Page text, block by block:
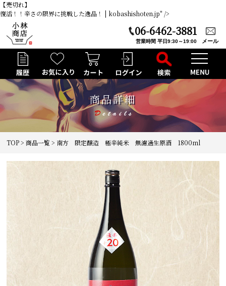
【売切れ】
復活！！辛さの限界に挑戦した逸品！ | kobashishoten.jp" />
メール
06-6462-3881
営業時間 平日9:30～19:00
商品詳細
TOP>商品一覧 > 南方 限定醸造 極辛純米 無濾過生原酒 1800ml